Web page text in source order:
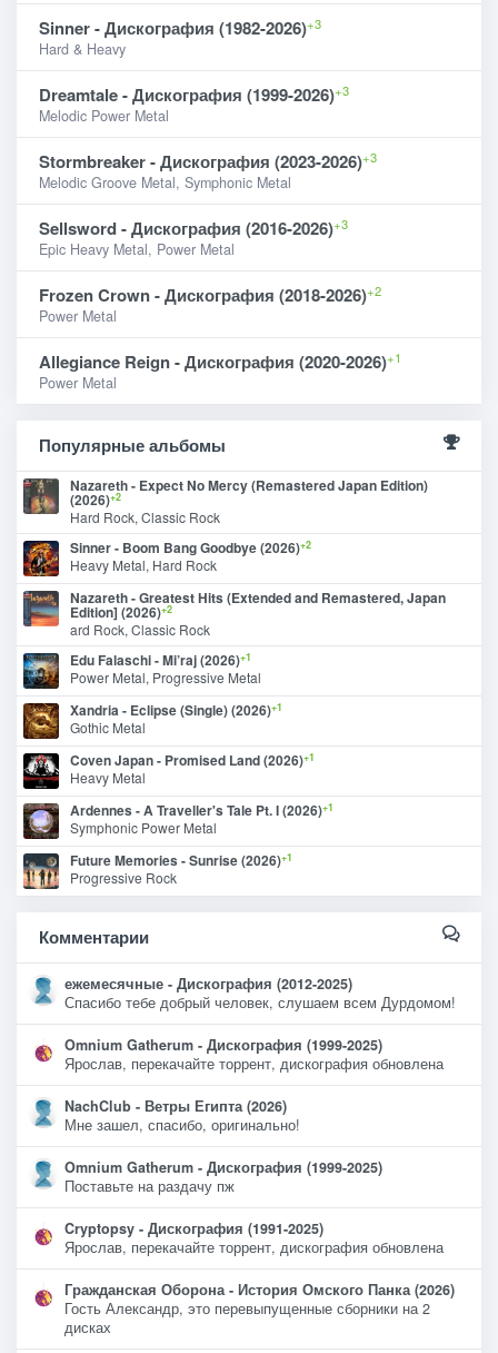
Sinner - Дискография (1982-2026)+3
Hard & Heavy
Dreamtale - Дискография (1999-2026)+3
Melodic Power Metal
Stormbreaker - Дискография (2023-2026)+3
Melodic Groove Metal, Symphonic Metal
Sellsword - Дискография (2016-2026)+3
Epic Heavy Metal, Power Metal
Frozen Crown - Дискография (2018-2026)+2
Power Metal
Allegiance Reign - Дискография (2020-2026)+1
Power Metal
Популярные альбомы
Nazareth - Expect No Mercy (Remastered Japan Edition)
(2026)+2
Hard Rock, Classic Rock
Sinner - Boom Bang Goodbye (2026)+2
Heavy Metal, Hard Rock
Nazareth - Greatest Hits (Extended and Remastered, Japan
Edition] (2026)+2
ard Rock, Classic Rock
Edu Falaschi - Mi’raj (2026)+1
Power Metal, Progressive Metal
Xandria - Eclipse (Single) (2026)+1
Gothic Metal
Coven Japan - Promised Land (2026)+1
Heavy Metal
Ardennes - A Traveller's Tale Pt. I (2026)+1
Symphonic Power Metal
Future Memories - Sunrise (2026)+1
Progressive Rock
Комментарии
ежемесячные - Дискография (2012-2025)
Спасибо тебе добрый человек, слушаем всем Дурдомом!
Omnium Gatherum - Дискография (1999-2025)
Ярослав, перекачайте торрент, дискография обновлена
NachClub - Ветры Египта (2026)
Мне зашел, спасибо, оригинально!
Omnium Gatherum - Дискография (1999-2025)
Поставьте на раздачу пж
Cryptopsy - Дискография (1991-2025)
Ярослав, перекачайте торрент, дискография обновлена
Гражданская Оборона - История Омского Панка (2026)
Гость Александр, это перевыпущенные сборники на 2
дисках